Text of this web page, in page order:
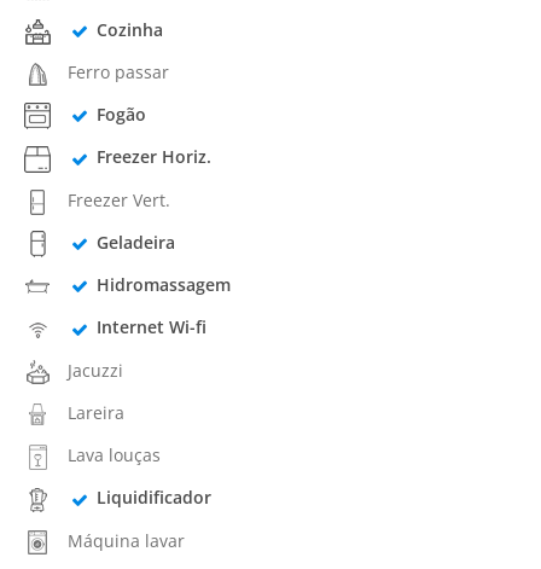
Cozinha
Ferro passar
Fogão
Freezer Horiz.
Freezer Vert.
Geladeira
Hidromassagem
Internet Wi-fi
Jacuzzi
Lareira
Lava louças
Liquidificador
Máquina lavar